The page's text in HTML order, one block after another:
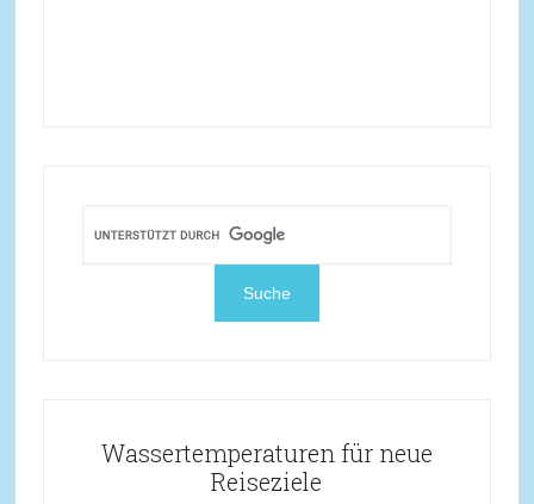
Wassertemperaturen für neue
Reiseziele